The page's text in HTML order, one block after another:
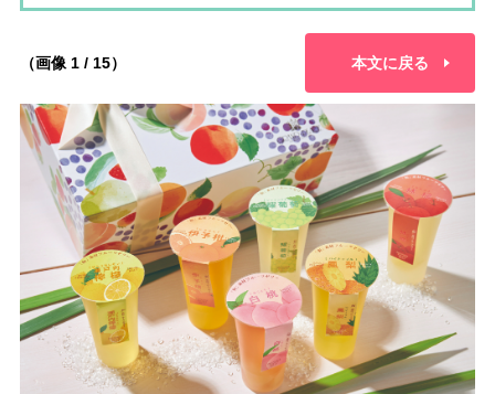
（画像 1 / 15） 本文に戻る